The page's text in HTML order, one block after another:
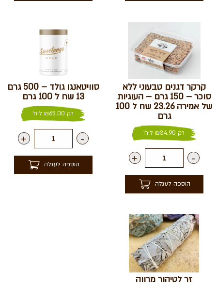
קרקר דגנים טבעוני ללא
סוכר – 150 גרם – העוגיות
של אמירה 23.26 שח ל 100
גרם
רק ₪34.90 ליח'
-
+
הוספה לעגלה
סוויטאנגו גולד – 500 גרם
13 שח ל 100 גרם
רק ₪65.00 ליח'
-
+
הוספה לעגלה
זר לטיהור מרווה